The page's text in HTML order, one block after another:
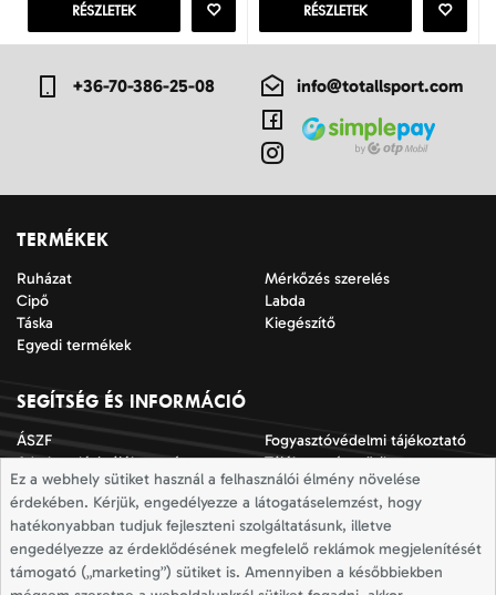
RÉSZLETEK RÉSZLETEK
+36-70-386-25-08 info@totallsport.com
TERMÉKEK
Ruházat
Mérkőzés szerelés
Cipő
Labda
Táska
Kiegészítő
Egyedi termékek
SEGÍTSÉG ÉS INFORMÁCIÓ
ÁSZF
Fogyasztóvédelmi tájékoztató
Adatkezelési tájékoztató
Tájékoztató a sütik
alkalmazásáról
Jogi nyilatkozat
Impresszum
Elállási nyilatkozat
Mérettáblázatok
Szállítási információk
Elállás a szerződéstől
Ez a webhely sütiket használ a felhasználói élmény növelése
érdekében. Kérjük, engedélyezze a látogatáselemzést, hogy
hatékonyabban tudjuk fejleszteni szolgáltatásunk, illetve
engedélyezze az érdeklődésének megfelelő reklámok megjelenítését
támogató („marketing”) sütiket is. Amennyiben a későbbiekben